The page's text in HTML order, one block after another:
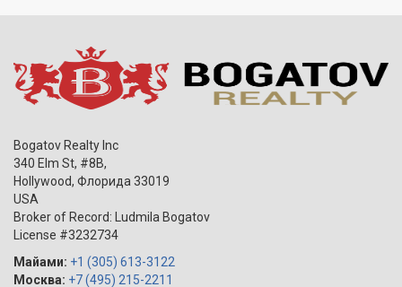
Bogatov Realty Inc
340 Elm St, #8B,
Hollywood, Флорида 33019
USA
Broker of Record: Ludmila Bogatov
License #3232734
Майами: +1 (305) 613-3122
Москва: +7 (495) 215-2211